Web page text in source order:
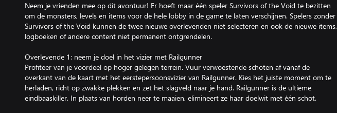
Neem je vrienden mee op dit avontuur! Er hoeft maar één speler Survivors of the Void te bezitten
om de monsters, levels en items voor de hele lobby in de game te laten verschijnen. Spelers zonder
Survivors of the Void kunnen de twee nieuwe overlevenden niet selecteren en ook de nieuwe items,
logboeken of andere content niet permanent ontgrendelen.
Overlevende 1: neem je doel in het vizier met Railgunner
Profiteer van je voordeel op hoger gelegen terrein. Vuur verwoestende schoten af vanaf de
overkant van de kaart met het eerstepersoonsvizier van Railgunner. Kies het juiste moment om te
herladen, richt op zwakke plekken en zet het slagveld naar je hand. Railgunner is de ultieme
eindbaaskiller. In plaats van horden neer te maaien, elimineert ze haar doelwit met één schot.